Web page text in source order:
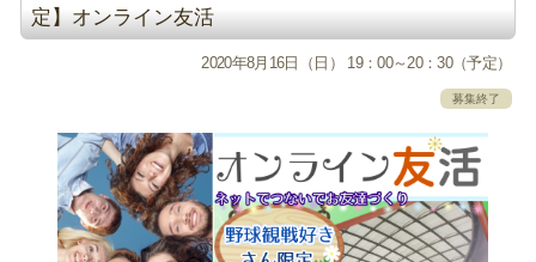
定】オンライン友活
2020年8月16日（日） 19：00～20：30（予定）
募集終了